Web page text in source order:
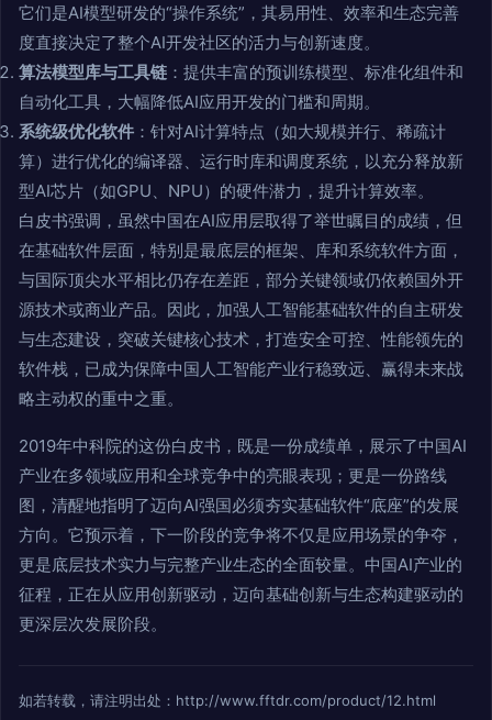
它们是AI模型研发的“操作系统”，其易用性、效率和生态完善
度直接决定了整个AI开发社区的活力与创新速度。
算法模型库与工具链 ：提供丰富的预训练模型、标准化组件和
自动化工具，大幅降低AI应用开发的门槛和周期。
系统级优化软件 ：针对AI计算特点（如大规模并行、稀疏计
算）进行优化的编译器、运行时库和调度系统，以充分释放新
型AI芯片（如GPU、NPU）的硬件潜力，提升计算效率。
白皮书强调，虽然中国在AI应用层取得了举世瞩目的成绩，但
在基础软件层面，特别是最底层的框架、库和系统软件方面，
与国际顶尖水平相比仍存在差距，部分关键领域仍依赖国外开
源技术或商业产品。因此，加强人工智能基础软件的自主研发
与生态建设，突破关键核心技术，打造安全可控、性能领先的
软件栈，已成为保障中国人工智能产业行稳致远、赢得未来战
略主动权的重中之重。
2019年中科院的这份白皮书，既是一份成绩单，展示了中国AI
产业在多领域应用和全球竞争中的亮眼表现；更是一份路线
图，清醒地指明了迈向AI强国必须夯实基础软件“底座”的发展
方向。它预示着，下一阶段的竞争将不仅是应用场景的争夺，
更是底层技术实力与完整产业生态的全面较量。中国AI产业的
征程，正在从应用创新驱动，迈向基础创新与生态构建驱动的
更深层次发展阶段。
如若转载，请注明出处：http://www.fftdr.com/product/12.html